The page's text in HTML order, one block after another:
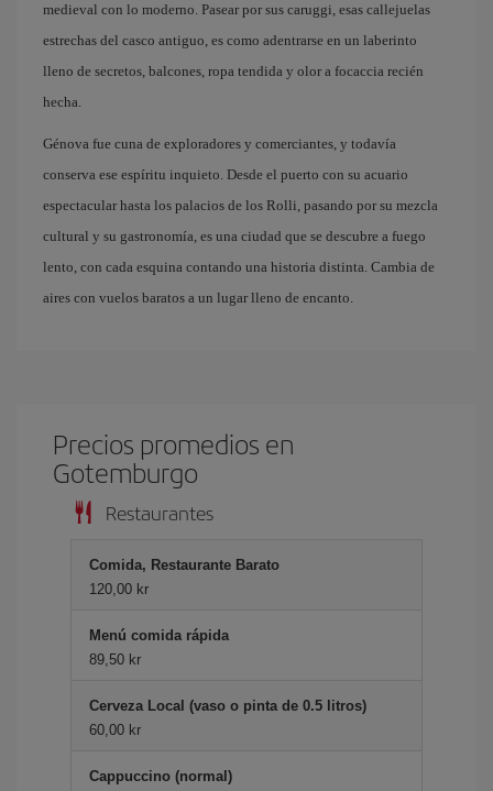
medieval con lo moderno. Pasear por sus caruggi, esas callejuelas
estrechas del casco antiguo, es como adentrarse en un laberinto
lleno de secretos, balcones, ropa tendida y olor a focaccia recién
hecha.
Génova fue cuna de exploradores y comerciantes, y todavía
conserva ese espíritu inquieto. Desde el puerto con su acuario
espectacular hasta los palacios de los Rolli, pasando por su mezcla
cultural y su gastronomía, es una ciudad que se descubre a fuego
lento, con cada esquina contando una historia distinta. Cambia de
aires con vuelos baratos a un lugar lleno de encanto.
Precios promedios en
Gotemburgo
Restaurantes
Comida, Restaurante Barato
120,00 kr
Menú comida rápida
89,50 kr
Cerveza Local (vaso o pinta de 0.5 litros)
60,00 kr
Cappuccino (normal)